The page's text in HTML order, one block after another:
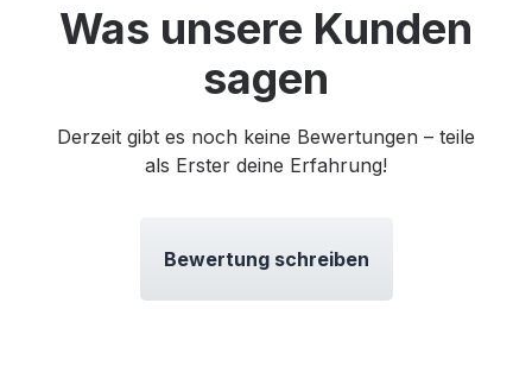
Was unsere Kunden
sagen
Derzeit gibt es noch keine Bewertungen – teile
als Erster deine Erfahrung!
Bewertung schreiben